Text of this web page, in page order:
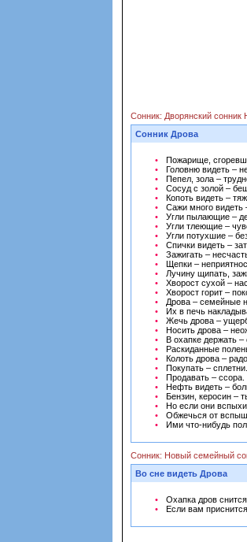
Сонник: Дворянский сонник
Сонник Дрова
Пожарище,
Головню видеть –
Пепел, зола –
Сосуд с золой –
Копоть видеть –
Сажи много видеть
Угли пылающие –
Угли тлеющие –
Угли потухшие –
Спички видеть –
Зажигать –
Щепки –
Лучину щипать,
Хворост сухой –
Хворост горит –
Дрова – семейные
Их в печь
Жечь дрова –
Носить дрова –
В охапке держать
Раскиданные
Колоть дрова –
Покупать – сплетни.
Продавать – ссора.
Нефть видеть –
Бензин, керосин –
Но если они
Обжечься от
Ими что-нибудь
Сонник: Новый семейный
Во сне видеть Дрова
Охапка дров
Если вам